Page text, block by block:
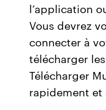
l’application
Vous devrez
connecter à
télécharger
Télécharger
rapidement et